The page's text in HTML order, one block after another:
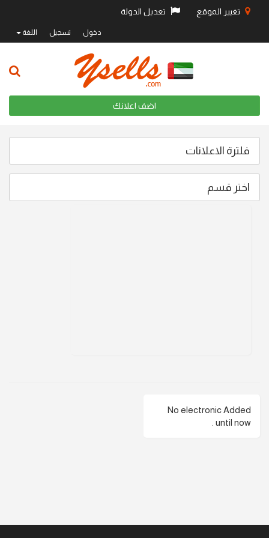
تغيير الموقع تعديل الدولة
دخول تسجيل اللغة
اضف اعلانك
فلترة الاعلانات
اختر قسم
No electronic Added
until now .